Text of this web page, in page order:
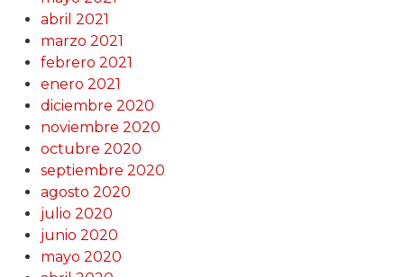
abril 2021
marzo 2021
febrero 2021
enero 2021
diciembre 2020
noviembre 2020
octubre 2020
septiembre 2020
agosto 2020
julio 2020
junio 2020
mayo 2020